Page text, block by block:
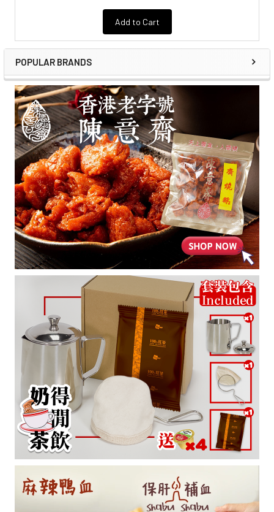
Add to Cart
POPULAR BRANDS